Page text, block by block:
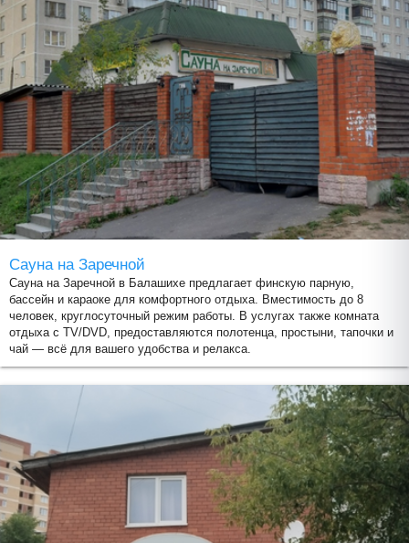
Сауна на Заречной
Сауна на Заречной в Балашихе предлагает финскую парную,
бассейн и караоке для комфортного отдыха. Вместимость до 8
человек, круглосуточный режим работы. В услугах также комната
отдыха с TV/DVD, предоставляются полотенца, простыни, тапочки и
чай — всё для вашего удобства и релакса.